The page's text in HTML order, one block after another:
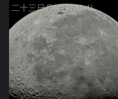
二十三日月(月齢21.4)